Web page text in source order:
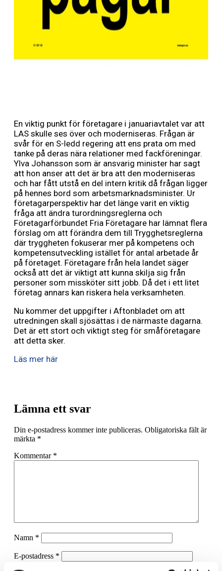
En viktig punkt för företagare i januariavtalet var att
LAS skulle ses över och moderniseras. Frågan är
svår för en S-ledd regering att ens prata om med
tanke på deras nära relationer med fackföreningar.
Ylva Johansson som är ansvarig minister har sagt
att hon anser att det är bra att den moderniseras
och har fått utstå en del intern kritik då frågan ligger
på hennes bord som arbetsmarknadsminister. Ur
företagarperspektiv har det länge varit en viktig
fråga att ändra turordningsreglerna och
Företagarförbundet Fria Företagare har lämnat flera
förslag om att förändra dem till Trygghetsreglerna
där tryggheten fokuserar mer på kompetens och
kompetensutveckling istället för antal arbetade år
på företaget. Företagare från hela landet säger
också att det är viktigt att kunna skilja sig från
personer som missköter sitt jobb. Då det i ett litet
företag annars kan riskera hela verksamheten.
Nu kommer det uppgifter i Aftonbladet om att
utredningen skall sjösättas i de närmaste dagarna.
Det är ett stort och viktigt steg för småföretagare
att detta sker.
Läs mer här
Lämna ett svar
Din e-postadress kommer inte publiceras. Obligatoriska fält är
märkta *
Kommentar *
Namn *
E-postadress *